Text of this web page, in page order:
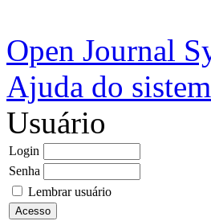
Open Journal
Ajuda do
Usuário
Login
Senha
Lembrar usuário